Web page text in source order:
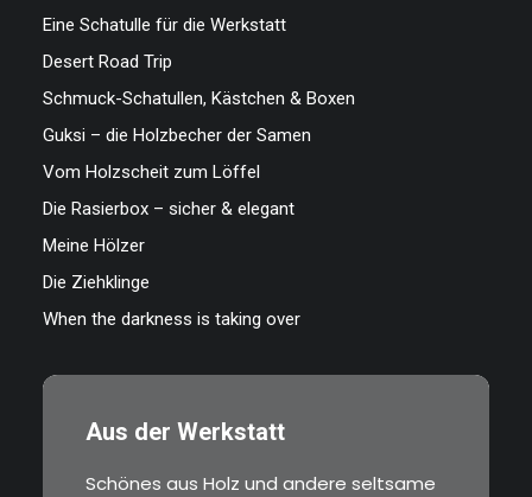
Eine Schatulle für die Werkstatt
Desert Road Trip
Schmuck-Schatullen, Kästchen & Boxen
Guksi – die Holzbecher der Samen
Vom Holzscheit zum Löffel
Die Rasierbox – sicher & elegant
Meine Hölzer
Die Ziehklinge
When the darkness is taking over
Aus der Werkstatt
Schönes aus Holz und andere seltsame